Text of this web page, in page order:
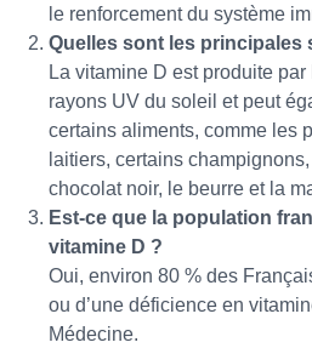
le renforcement du système
Quelles sont les principales
La vitamine D est produite
rayons UV du soleil et peut
certains aliments, comme les
laitiers, certains
chocolat noir, le beurre et la
Est-ce que la population
vitamine D ?
Oui, environ 80 % des
ou d’une déficience en
Médecine.